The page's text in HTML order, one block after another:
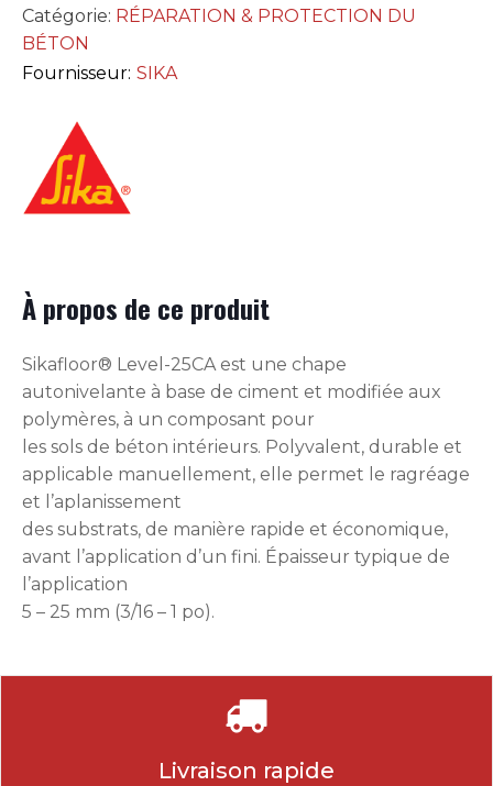
Catégorie: RÉPARATION & PROTECTION DU
BÉTON
Fournisseur: SIKA
À propos de ce produit
Sikafloor® Level-25CA est une chape
autonivelante à base de ciment et modifiée aux
polymères, à un composant pour
les sols de béton intérieurs. Polyvalent, durable et
applicable manuellement, elle permet le ragréage
et l’aplanissement
des substrats, de manière rapide et économique,
avant l’application d’un fini. Épaisseur typique de
l’application
5 – 25 mm (3/16 – 1 po).
Livraison rapide